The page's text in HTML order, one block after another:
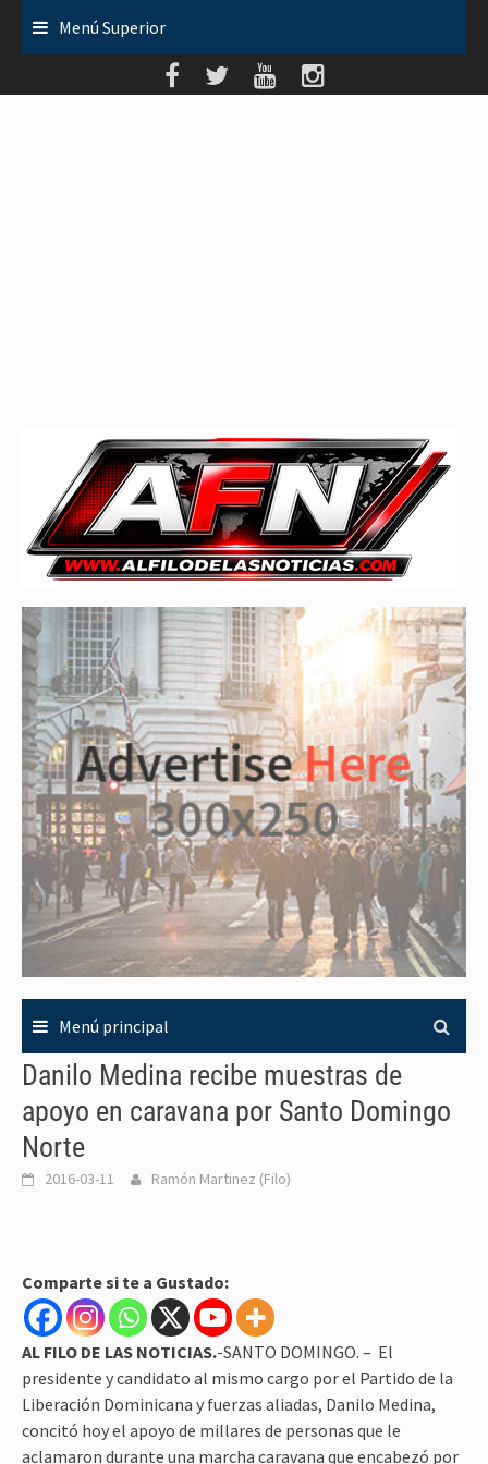
Menú Superior
Menú principal
Danilo Medina recibe muestras de
apoyo en caravana por Santo Domingo
Norte
2016-03-11 Ramón Martinez (Filo)
Comparte si te a Gustado:
AL FILO DE LAS NOTICIAS.-SANTO DOMINGO. – El
presidente y candidato al mismo cargo por el Partido de la
Liberación Dominicana y fuerzas aliadas, Danilo Medina,
concitó hoy el apoyo de millares de personas que le
aclamaron durante una marcha caravana que encabezó por